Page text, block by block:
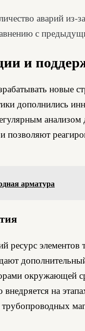
аварий из-
с
и
новые
дополнились
позволяют
арматура
элементов
окружающей
на